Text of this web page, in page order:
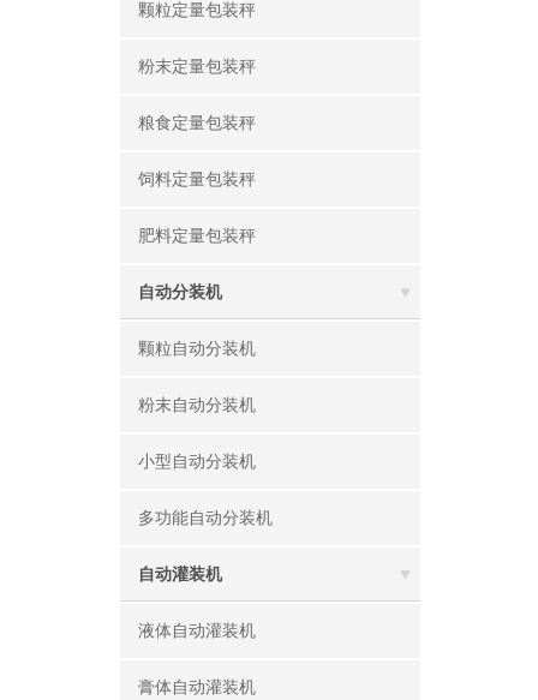
颗粒定量包装秤
粉末定量包装秤
粮食定量包装秤
饲料定量包装秤
肥料定量包装秤
自动分装机
颗粒自动分装机
粉末自动分装机
小型自动分装机
多功能自动分装机
自动灌装机
液体自动灌装机
膏体自动灌装机